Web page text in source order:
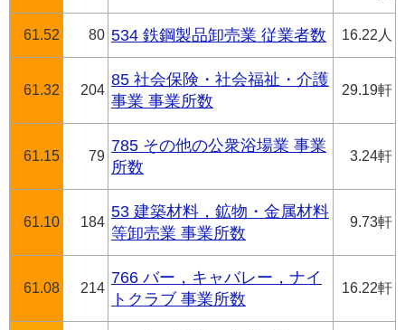
61.52 80 534 鉄鋼製品卸売業 従業者数 16.22人
61.32 204
85 社会保険・社会福祉・介護
事業 事業所数
29.19軒
61.15 79
785 その他の公衆浴場業 事業
所数
3.24軒
61.10 184
53 建築材料，鉱物・金属材料
等卸売業 事業所数
9.73軒
61.08 214
766 バー，キャバレー，ナイ
トクラブ 事業所数
16.22軒